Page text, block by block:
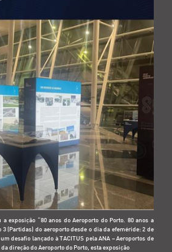
a exposição “80 anos do Aeroporto do Porto. 80 anos a
(Partidas) do aeroporto desde o dia da efeméride: 2 de
desafio lançado à TACITUS pela ANA – Aeroportos de
direção do Aeroporto do Porto, esta exposição